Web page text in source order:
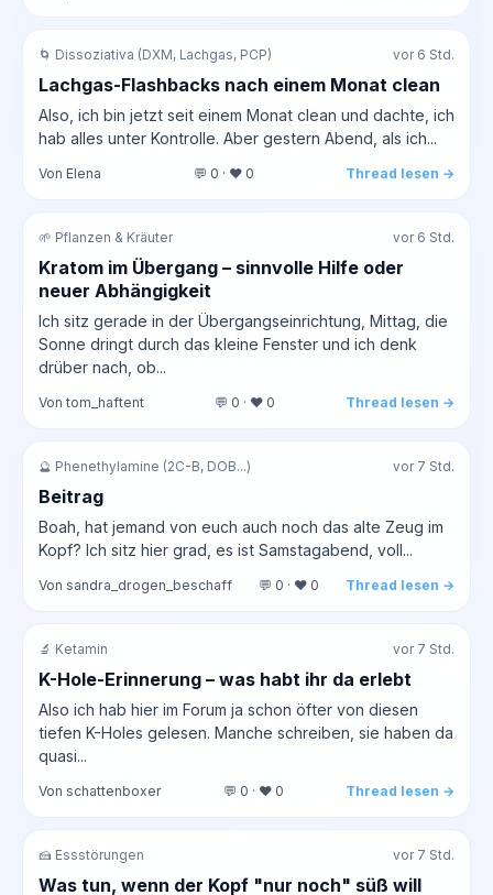
🌀 Dissoziativa (DXM, Lachgas, PCP) vor 6 Std.
Lachgas-Flashbacks nach einem Monat clean
Also, ich bin jetzt seit einem Monat clean und dachte, ich
hab alles unter Kontrolle. Aber gestern Abend, als ich...
Von Elena 💬 0 · ❤️ 0 Thread lesen →
🌱 Pflanzen & Kräuter vor 6 Std.
Kratom im Übergang – sinnvolle Hilfe oder
neuer Abhängigkeit
Ich sitz gerade in der Übergangseinrichtung, Mittag, die
Sonne dringt durch das kleine Fenster und ich denk
drüber nach, ob...
Von tom_haftent 💬 0 · ❤️ 0 Thread lesen →
🔮 Phenethylamine (2C-B, DOB...) vor 7 Std.
Beitrag
Boah, hat jemand von euch auch noch das alte Zeug im
Kopf? Ich sitz hier grad, es ist Samstagabend, voll...
Von sandra_drogen_beschaff 💬 0 · ❤️ 0 Thread lesen →
🔬 Ketamin vor 7 Std.
K-Hole-Erinnerung – was habt ihr da erlebt
Also ich hab hier im Forum ja schon öfter von diesen
tiefen K-Holes gelesen. Manche schreiben, sie haben da
quasi...
Von schattenboxer 💬 0 · ❤️ 0 Thread lesen →
🍰 Essstörungen vor 7 Std.
Was tun, wenn der Kopf "nur noch" süß will